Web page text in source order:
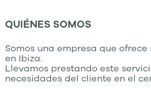
QUIÉNES SOMOS
Somos una empresa que
en Ibiza.
Llevamos prestando este
necesidades del cliente en el